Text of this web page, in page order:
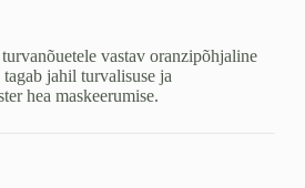
vastav oranzipõhjaline
jahil turvalisuse ja
hea maskeerumise.